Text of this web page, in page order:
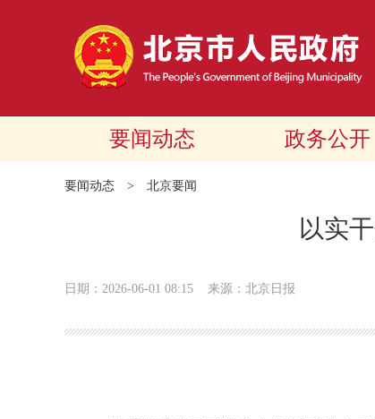
要闻动态 政务公开
要闻动态 > 北京要闻
以实
日期：2026-06-01 08:15 来源：北京日报